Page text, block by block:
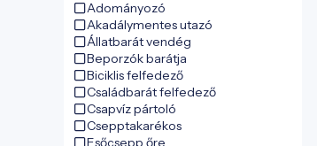
Adományozó
Akadálymentes utazó
Állatbarát vendég
Beporzók barátja
Biciklis felfedező
Családbarát felfedező
Csapvíz pártoló
Csepptakarékos
Esőcsepp őre